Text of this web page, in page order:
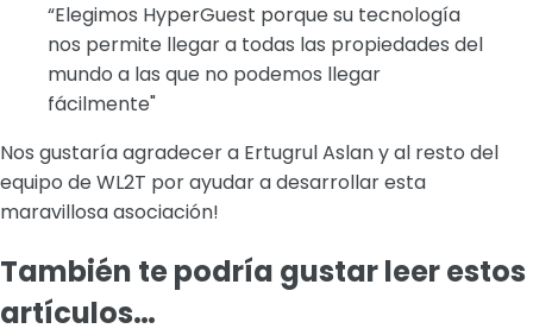
“Elegimos HyperGuest porque su tecnología
nos permite llegar a todas las propiedades del
mundo a las que no podemos llegar
fácilmente"
Nos gustaría agradecer a Ertugrul Aslan y al resto del
equipo de WL2T por ayudar a desarrollar esta
maravillosa asociación!
También te podría gustar leer estos
artículos…